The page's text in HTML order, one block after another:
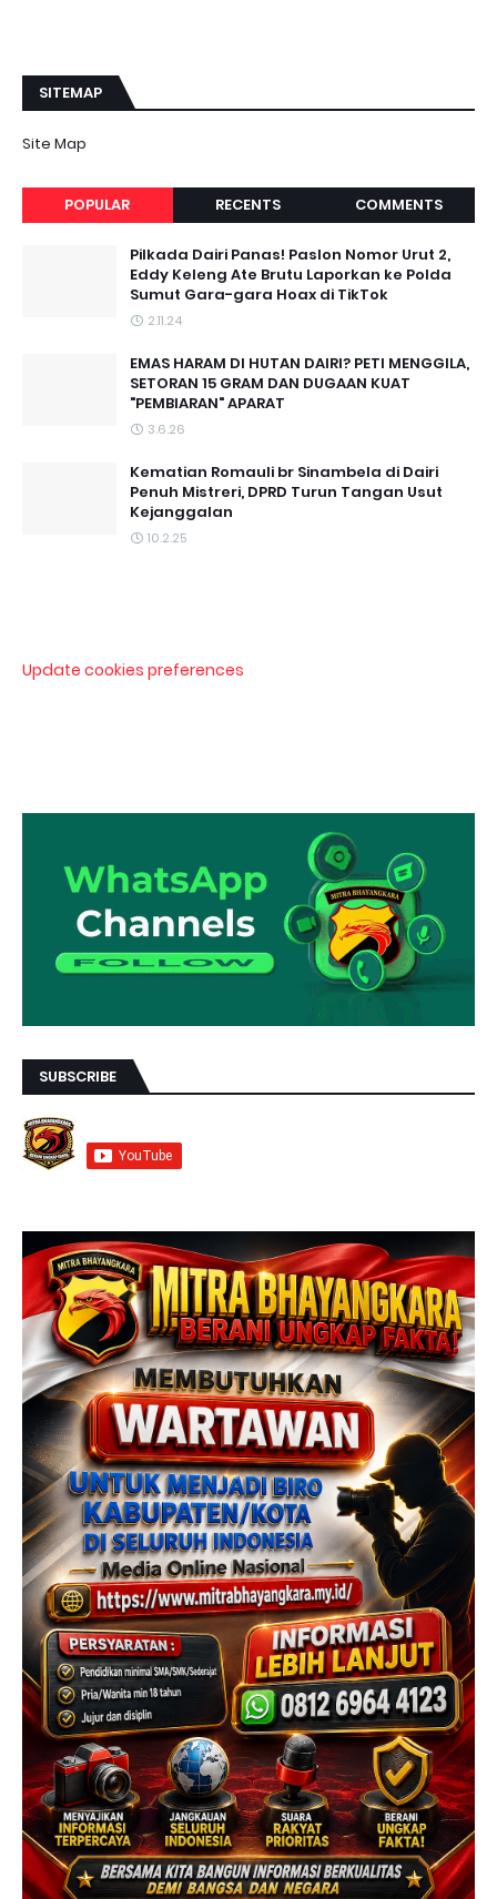
SITEMAP
Site Map
POPULAR RECENTS COMMENTS
Pilkada Dairi Panas! Paslon Nomor Urut 2,
Eddy Keleng Ate Brutu Laporkan ke Polda
Sumut Gara-gara Hoax di TikTok
2.11.24
EMAS HARAM DI HUTAN DAIRI? PETI MENGGILA,
SETORAN 15 GRAM DAN DUGAAN KUAT
"PEMBIARAN" APARAT
3.6.26
Kematian Romauli br Sinambela di Dairi
Penuh Mistreri, DPRD Turun Tangan Usut
Kejanggalan
10.2.25
Update cookies preferences
SUBSCRIBE